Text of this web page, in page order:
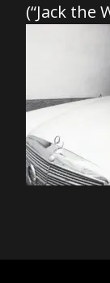
(“Jack the